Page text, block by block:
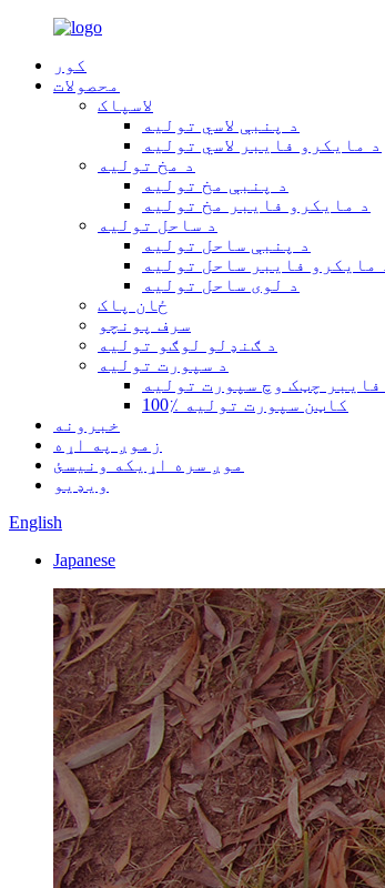
کور
محصولات
لاسپاک
د پنبې لاسي تولیه
د مایکرو فایبر لاسي تولیه
د مخ تولیه
د پنبې مخ تولیه
د مایکرو فایبر مخ تولیه
د ساحل تولیه
د پنبې ساحل تولیه
مایکرو فایبر ساحل تولیه
د لوی ساحل تولیه
ځان پاک
سرف پونچو
د ګنډلو لوګو تولیه
د سپورت تولیه
فایبر چټک وچ سپورت تولیه
100٪ کاټن سپورت تولیه
خبرونه
زموږ په اړه
موږ سره اړیکه ونیسئ
ویډیو
English
Japanese